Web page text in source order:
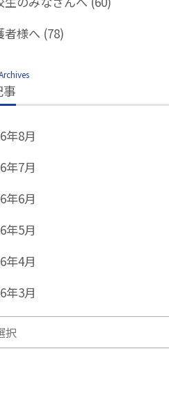
者様へ (78)
事
年8月
年7月
年6月
年5月
年4月
年3月